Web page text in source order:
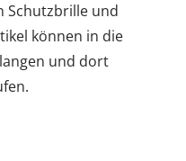
Schutzbrille und
können in die
und dort